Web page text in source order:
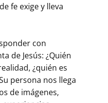
fe exige y lleva
con
de Jesús: ¿Quién
¿quién es
persona nos llega
de imágenes,